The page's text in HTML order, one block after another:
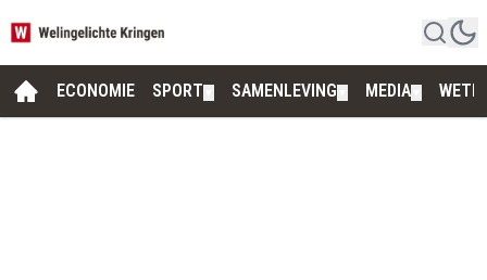
ECONOMIE SPORT SAMENLEVING MEDIA